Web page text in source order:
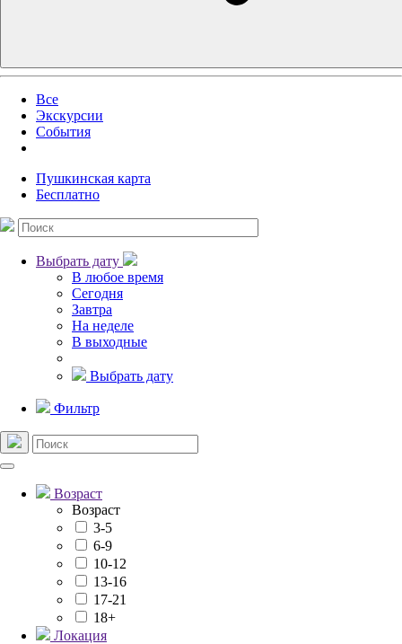
Все
Экскурсии
События
Пушкинская карта
Бесплатно
Выбрать дату
В любое время
Сегодня
Завтра
На неделе
В выходные
Выбрать дату
Фильтр
Возраст
Возраст
3-5
6-9
10-12
13-16
17-21
18+
Локация